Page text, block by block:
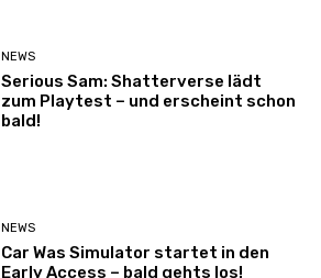
NEWS
Serious Sam: Shatterverse lädt
zum Playtest – und erscheint schon
bald!
NEWS
Car Was Simulator startet in den
Early Access – bald gehts los!